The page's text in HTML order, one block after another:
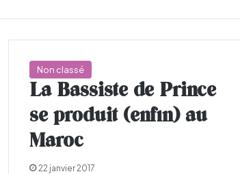
Non classé
La Bassiste de Prince
se produit (enfin) au
Maroc
22 janvier 2017